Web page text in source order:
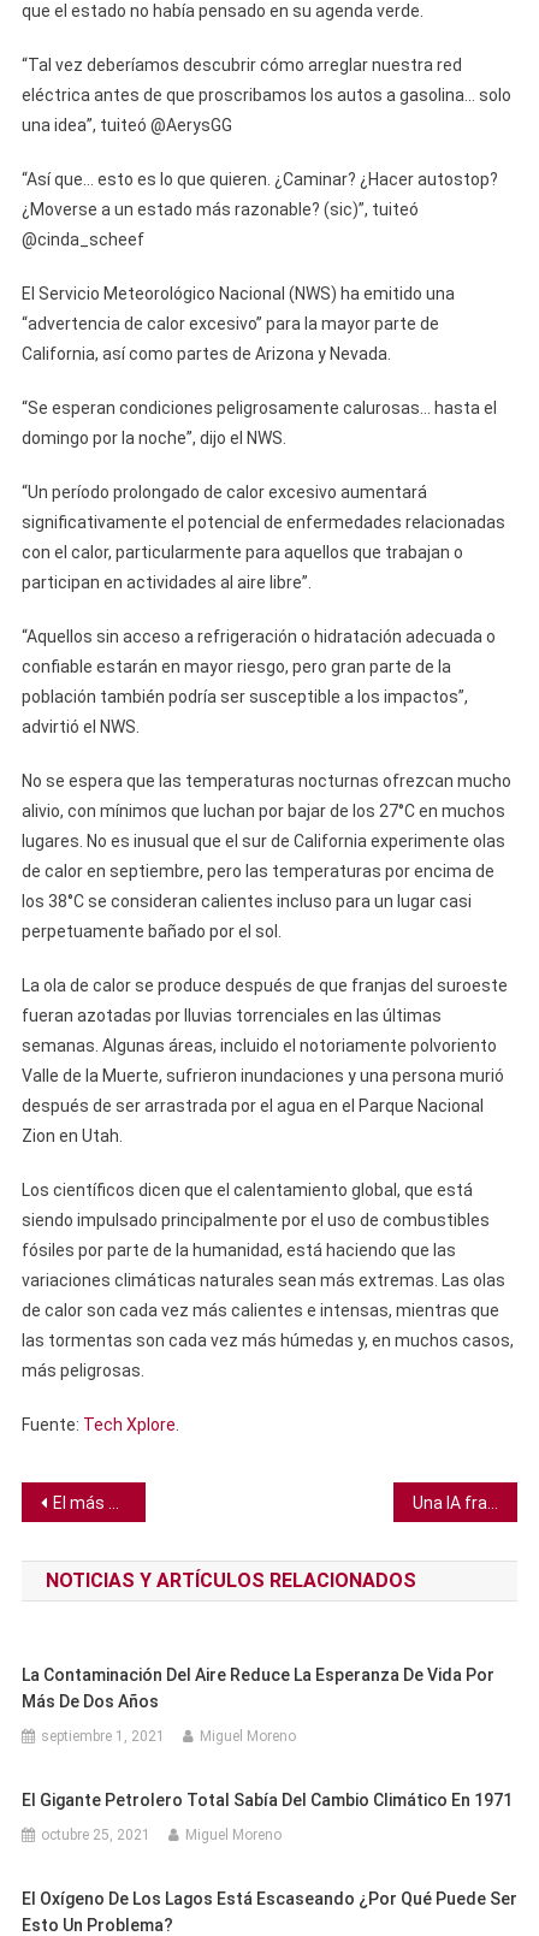
que el estado no había pensado en su agenda verde.
“Tal vez deberíamos descubrir cómo arreglar nuestra red
eléctrica antes de que proscribamos los autos a gasolina… solo
una idea”, tuiteó @AerysGG
“Así que… esto es lo que quieren. ¿Caminar? ¿Hacer autostop?
¿Moverse a un estado más razonable? (sic)”, tuiteó
@cinda_scheef
El Servicio Meteorológico Nacional (NWS) ha emitido una
“advertencia de calor excesivo” para la mayor parte de
California, así como partes de Arizona y Nevada.
“Se esperan condiciones peligrosamente calurosas… hasta el
domingo por la noche”, dijo el NWS.
“Un período prolongado de calor excesivo aumentará
significativamente el potencial de enfermedades relacionadas
con el calor, particularmente para aquellos que trabajan o
participan en actividades al aire libre”.
“Aquellos sin acceso a refrigeración o hidratación adecuada o
confiable estarán en mayor riesgo, pero gran parte de la
población también podría ser susceptible a los impactos”,
advirtió el NWS.
No se espera que las temperaturas nocturnas ofrezcan mucho
alivio, con mínimos que luchan por bajar de los 27°C en muchos
lugares. No es inusual que el sur de California experimente olas
de calor en septiembre, pero las temperaturas por encima de
los 38°C se consideran calientes incluso para un lugar casi
perpetuamente bañado por el sol.
La ola de calor se produce después de que franjas del suroeste
fueran azotadas por lluvias torrenciales en las últimas
semanas. Algunas áreas, incluido el notoriamente polvoriento
Valle de la Muerte, sufrieron inundaciones y una persona murió
después de ser arrastrada por el agua en el Parque Nacional
Zion en Utah.
Los científicos dicen que el calentamiento global, que está
siendo impulsado principalmente por el uso de combustibles
fósiles por parte de la humanidad, está haciendo que las
variaciones climáticas naturales sean más extremas. Las olas
de calor son cada vez más calientes e intensas, mientras que
las tormentas son cada vez más húmedas y, en muchos casos,
más peligrosas.
Fuente: Tech Xplore
Navegación
de
entradas
El más antiguo dinosaurio africano es desenterrado en Zimbabue
NOTICIAS Y ARTÍCULOS RELACIONADOS
La Contaminación Del Aire Reduce La Esperanza De Vida Por
Más De Dos Años
septiembre 1, 2021 Miguel Moreno
El Gigante Petrolero Total Sabía Del Cambio Climático En 1971
octubre 25, 2021 Miguel Moreno
El Oxígeno De Los Lagos Está Escaseando ¿Por Qué Puede Ser
Esto Un Problema?